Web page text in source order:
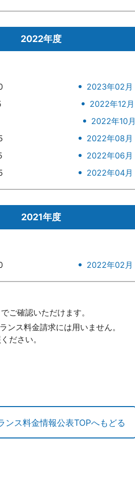
2022年度
2023年02月
2022年12月
2022年10月
2022年08月
2022年06月
2022年04月
2021年度
2022年02月
でご確認いただけます。
ス料金請求には用いません。
ださい。
ンス料金情報公表TOPへもどる